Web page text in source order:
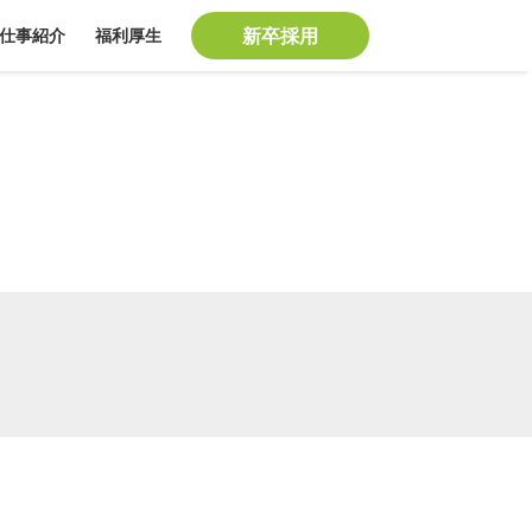
事紹介 福利厚生 新卒採用